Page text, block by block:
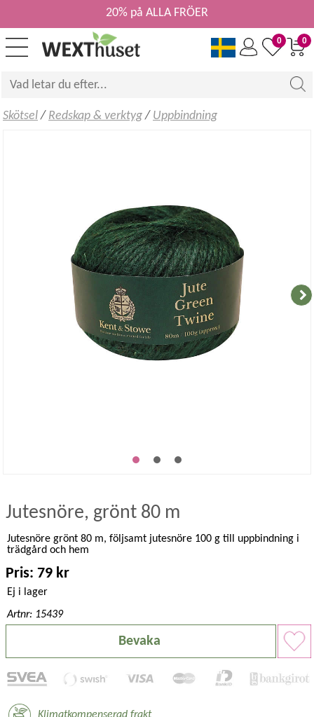
0
0
20% på ALLA FRÖER
Skötsel/ Redskap & verktyg/ Uppbindning
Jutesnöre, grönt 80 m
Jutesnöre grönt 80 m, följsamt jutesnöre 100 g till uppbindning i
trädgård och hem
Pris: 79 kr
Ej i lager
Artnr: 15439
Bevaka